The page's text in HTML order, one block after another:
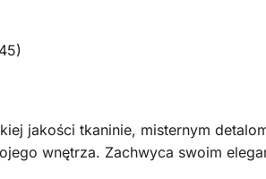
jakości tkaninie, misternym
wnętrza. Zachwyca swoim